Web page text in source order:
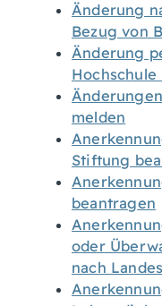
Änderung
Bezug von
Änderung
melden
Stiftung
beantragen
oder
nach